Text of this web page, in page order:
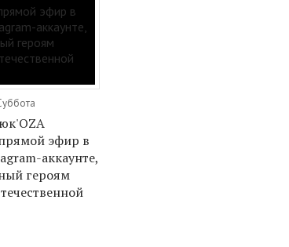
эфир в
аккаунте,
героям